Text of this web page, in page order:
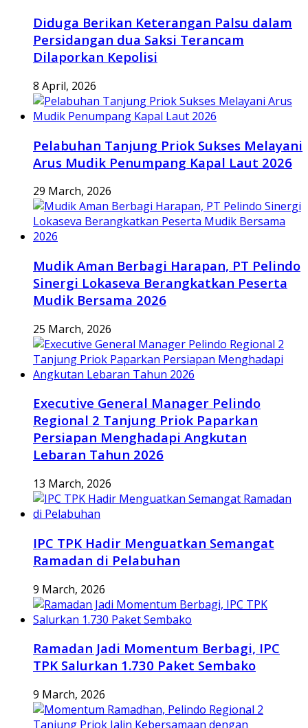
Diduga Berikan Keterangan Palsu dalam
Persidangan dua Saksi Terancam
Dilaporkan Kepolisi
8 April, 2026
Pelabuhan Tanjung Priok Sukses Melayani
Arus Mudik Penumpang Kapal Laut 2026
29 March, 2026
Mudik Aman Berbagi Harapan, PT Pelindo
Sinergi Lokaseva Berangkatkan Peserta
Mudik Bersama 2026
25 March, 2026
Executive General Manager Pelindo
Regional 2 Tanjung Priok Paparkan
Persiapan Menghadapi Angkutan
Lebaran Tahun 2026
13 March, 2026
IPC TPK Hadir Menguatkan Semangat
Ramadan di Pelabuhan
9 March, 2026
Ramadan Jadi Momentum Berbagi, IPC
TPK Salurkan 1.730 Paket Sembako
9 March, 2026